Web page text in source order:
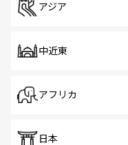
アジア
中近東
アフリカ
日本